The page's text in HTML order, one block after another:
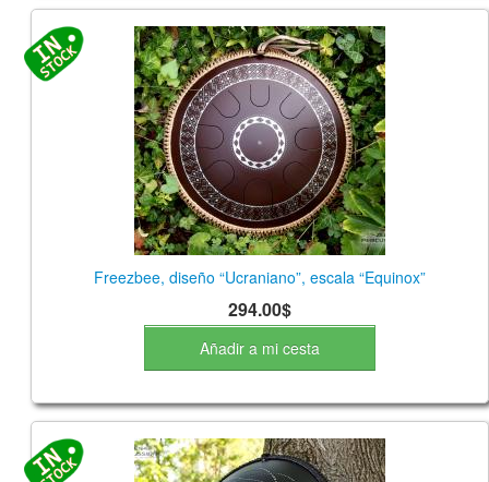
Freezbee, diseño “Ucraniano”, escala “Equinox”
294.00$
Añadir a mi cesta